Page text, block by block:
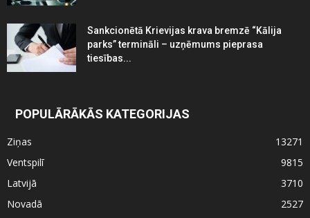
Sankcionētā Krievijas krava bremzē “Kālija
parks” termināli – uzņēmums pieprasa
tiesības...
POPULĀRĀKĀS KATEGORIJAS
Ziņas
13271
Ventspilī
9815
Latvijā
3710
Novadā
2527